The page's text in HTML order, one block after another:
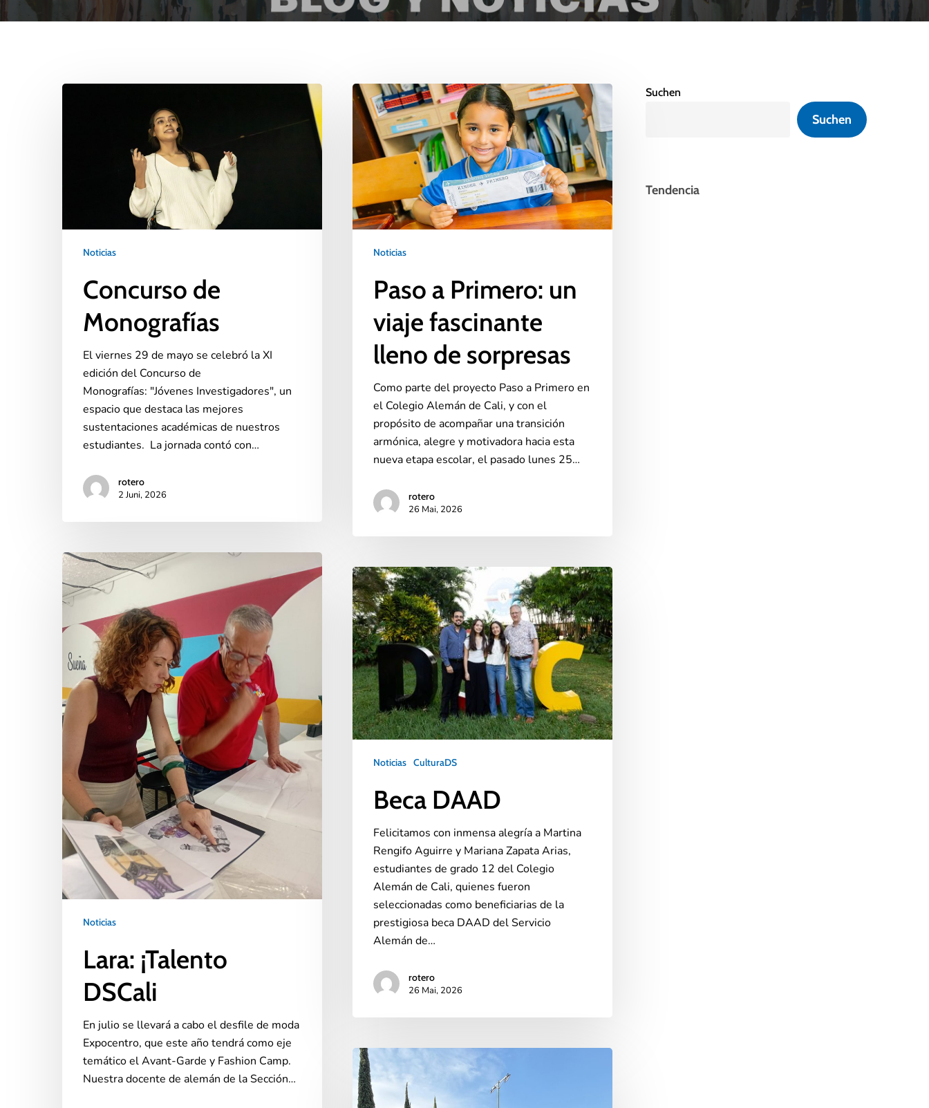
Noticias
Concurso de
Monografías
El viernes 29 de mayo se celebró la XI
edición del Concurso de
Monografías: "Jóvenes Investigadores", un
espacio que destaca las mejores
sustentaciones académicas de nuestros
estudiantes. La jornada contó con…
rotero
2 Juni, 2026
Noticias
Paso a Primero: un
viaje fascinante
lleno de sorpresas
Como parte del proyecto Paso a Primero en
el Colegio Alemán de Cali, y con el
propósito de acompañar una transición
armónica, alegre y motivadora hacia esta
nueva etapa escolar, el pasado lunes 25…
rotero
26 Mai, 2026
Noticias
Lara: ¡Talento
DSCali
En julio se llevará a cabo el desfile de moda
Expocentro, que este año tendrá como eje
temático el Avant-Garde y Fashion Camp.
Nuestra docente de alemán de la Sección…
Noticias CulturaDS
Beca DAAD
Felicitamos con inmensa alegría a Martina
Rengifo Aguirre y Mariana Zapata Arias,
estudiantes de grado 12 del Colegio
Alemán de Cali, quienes fueron
seleccionadas como beneficiarias de la
prestigiosa beca DAAD del Servicio
Alemán de…
rotero
26 Mai, 2026
Suchen
Suchen
Tendencia